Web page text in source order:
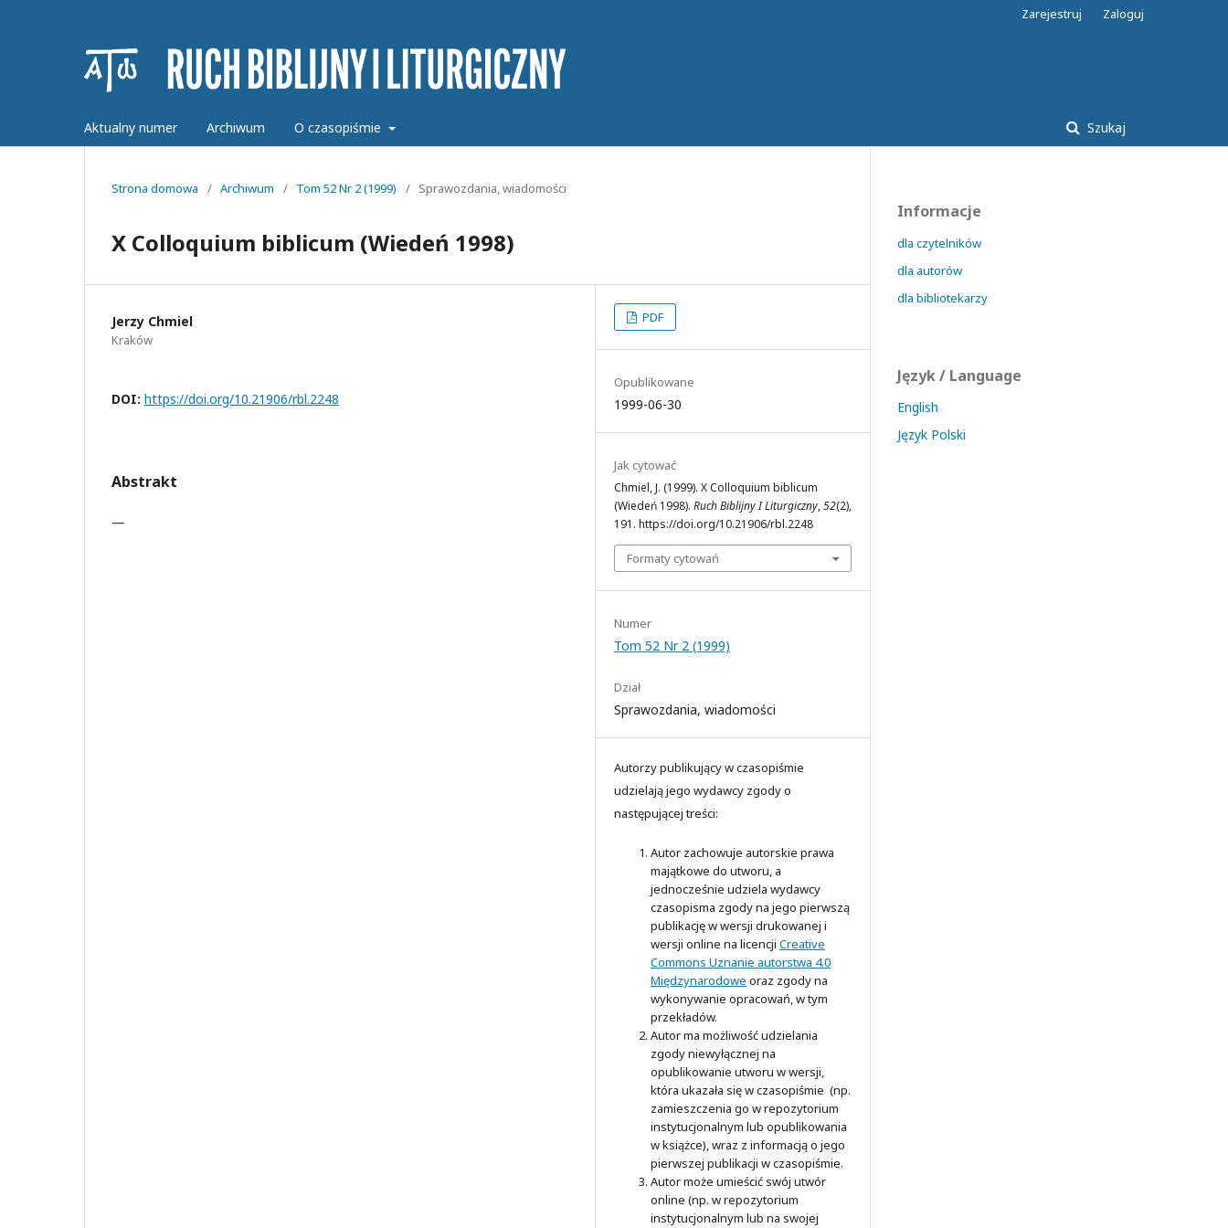
Aktualny numer Archiwum O czasopiśmie Szukaj
Zarejestruj Zaloguj
Strona domowa / Archiwum / Tom 52 Nr 2 (1999) / Sprawozdania, wiadomości
X Colloquium biblicum (Wiedeń 1998)
Jerzy Chmiel
Kraków
DOI: https://doi.org/10.21906/rbl.2248
Abstrakt
—
PDF
Opublikowane
1999-06-30
Jak cytować
Chmiel, J. (1999). X Colloquium biblicum
(Wiedeń 1998). Ruch Biblijny I Liturgiczny,52(2),
191. https://doi.org/10.21906/rbl.2248
Formaty cytowań
Numer
Tom 52 Nr 2 (1999)
Dział
Sprawozdania, wiadomości
Autorzy publikujący w czasopiśmie
udzielają jego wydawcy zgody o
następującej treści:
Autor zachowuje autorskie prawa
majątkowe do utworu, a
jednocześnie udziela wydawcy
czasopisma zgody na jego pierwszą
publikację w wersji drukowanej i
wersji online na licencji Creative
Commons Uznanie autorstwa 4.0
Międzynarodowe oraz zgody na
wykonywanie opracowań, w tym
przekładów.
Autor ma możliwość udzielania
zgody niewyłącznej na
opublikowanie utworu w wersji,
która ukazała się w czasopiśmie (np.
zamieszczenia go w repozytorium
instytucjonalnym lub opublikowania
w książce), wraz z informacją o jego
pierwszej publikacji w czasopiśmie.
Autor może umieścić swój utwór
online (np. w repozytorium
instytucjonalnym lub na swojej
Informacje
dla czytelników
dla autorów
dla bibliotekarzy
Język / Language
English
Język Polski